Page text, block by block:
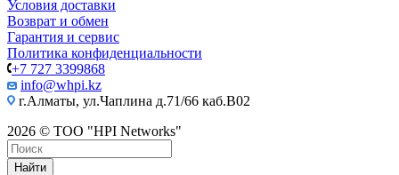
Условия доставки
Возврат и обмен
Гарантия и сервис
Политика конфиденциальности
+7 727 3399868
info@whpi.kz
г.Алматы, ул.Чаплина д.71/66 каб.B02
2026 © ТОО "HPI Networks"
Найти